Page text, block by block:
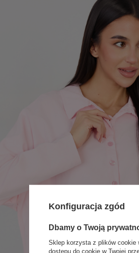
Konfiguracja zgód
Dbamy o Twoją
Sklep korzysta z plików cookie
dostępu do cookie w Twojej